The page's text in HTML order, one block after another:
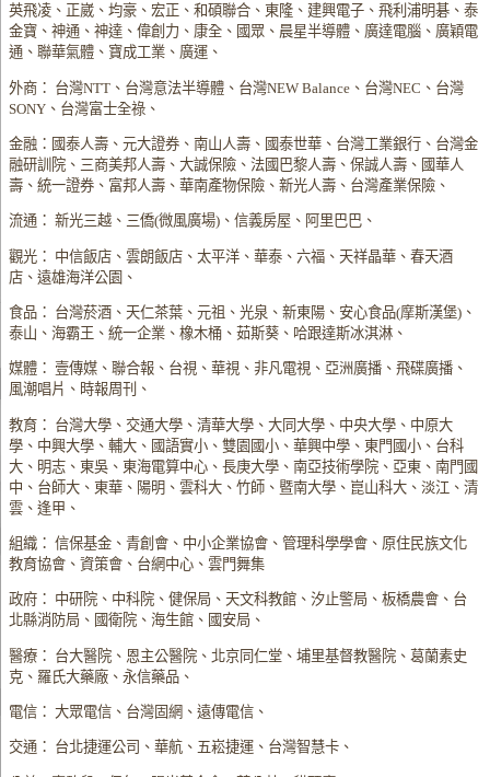
英飛凌、正崴、均豪、宏正、和碩聯合、東隆、建興電子、飛利浦明碁、泰
金寶、神通、神達、偉創力、康全、國眾、晨星半導體、廣達電腦、廣穎電
通、聯華氣體、寶成工業、廣運、
外商： 台灣NTT、台灣意法半導體、台灣NEW Balance、台灣NEC、台灣
SONY、台灣富士全祿、
金融：國泰人壽、元大證券、南山人壽、國泰世華、台灣工業銀行、台灣金
融研訓院、三商美邦人壽、大誠保險、法國巴黎人壽、保誠人壽、國華人
壽、統一證券、富邦人壽、華南產物保險、新光人壽、台灣產業保險、
流通： 新光三越、三僑(微風廣場)、信義房屋、阿里巴巴、
觀光： 中信飯店、雲朗飯店、太平洋、華泰、六福、天祥晶華、春天酒
店、遠雄海洋公園、
食品： 台灣菸酒、天仁茶葉、元祖、光泉、新東陽、安心食品(摩斯漢堡)、
泰山、海霸王、統一企業、橡木桶、茹斯葵、哈跟達斯冰淇淋、
媒體： 壹傳媒、聯合報、台視、華視、非凡電視、亞洲廣播、飛碟廣播、
風潮唱片、時報周刊、
教育： 台灣大學、交通大學、清華大學、大同大學、中央大學、中原大
學、中興大學、輔大、國語實小、雙園國小、華興中學、東門國小、台科
大、明志、東吳、東海電算中心、長庚大學、南亞技術學院、亞東、南門國
中、台師大、東華、陽明、雲科大、竹師、暨南大學、崑山科大、淡江、清
雲、逢甲、
組織： 信保基金、青創會、中小企業協會、管理科學學會、原住民族文化
教育協會、資策會、台網中心、雲門舞集
政府： 中研院、中科院、健保局、天文科教館、汐止警局、板橋農會、台
北縣消防局、國衛院、海生館、國安局、
醫療： 台大醫院、恩主公醫院、北京同仁堂、埔里基督教醫院、葛蘭素史
克、羅氏大藥廠、永信藥品、
電信： 大眾電信、台灣固網、遠傳電信、
交通： 台北捷運公司、華航、五崧捷運、台灣智慧卡、